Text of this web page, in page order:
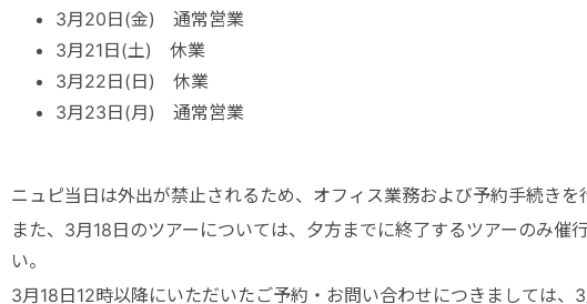
3月20日(金) 通常営業
3月21日(土) 休業
3月22日(日) 休業
3月23日(月) 通常営業
ニュピ当日は外出が禁止されるため、オフィス業務および予約手続きを
また、3月18日のツアーについては、夕方までに終了するツアーのみ催
い。
3月18日12時以降にいただいたご予約・お問い合わせにつきましては